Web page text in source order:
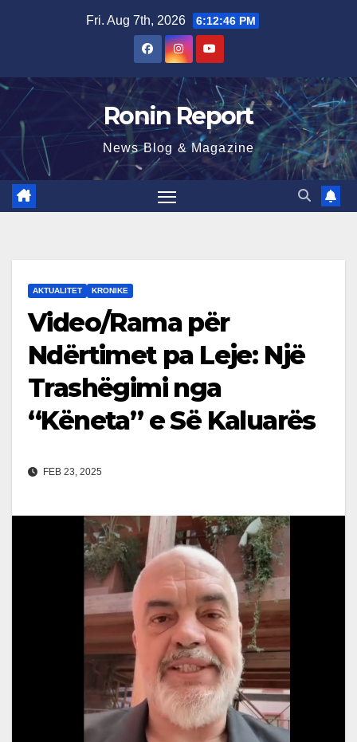
Fri. Aug 7th, 2026 6:12:47 PM
Ronin Report
News Blog & Magazine
AKTUALITET KRONIKE
Video/Rama për
Ndërtimet pa Leje: Një
Trashëgimi nga
“Këneta” e Së Kaluarës
FEB 23, 2025